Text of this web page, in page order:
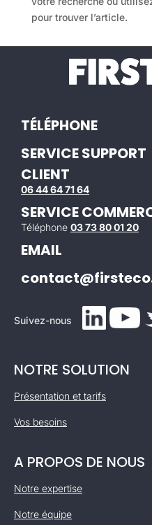
pour trouver l’article.
TÉLÉPHONE
SERVICE SUPPORT
CLIENT
06 44 64 71 64
SERVICE
Téléphone 03 73 80 01 20
EMAIL
Suivez-nous
NOTRE SOLUTION
Présentation et tarifs
Vos besoins
A PROPOS DE NOUS
Notre expertise
Notre équipe